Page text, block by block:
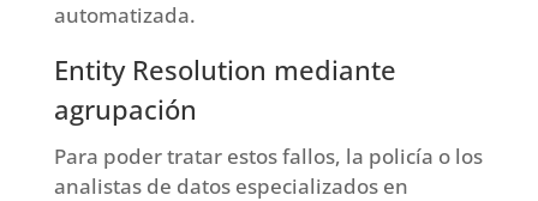
automatizada.
Entity Resolution mediante
agrupación
Para poder tratar estos fallos, la policía o los
analistas de datos especializados en